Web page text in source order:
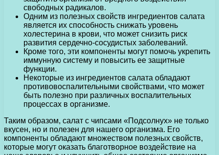
свободных радикалов.
Одним из полезных свойств ингредиентов салата
является их способность снижать уровень
холестерина в крови, что может снизить риск
развития сердечно-сосудистых заболеваний.
Кроме того, эти компоненты могут помочь укрепить
иммунную систему и повысить ее защитные
функции.
Некоторые из ингредиентов салата обладают
противовоспалительными свойствами, что может
быть полезно при различных воспалительных
процессах в организме.
Таким образом, салат с чипсами «Подсолнух» не только
вкусен, но и полезен для нашего организма. Его
компоненты обладают множеством полезных свойств,
которые могут оказать благотворное воздействие на